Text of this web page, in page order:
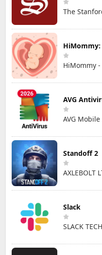
The
AVG
AVG Mobile
Standoff 2
AXLEBOLT
Slack
SLACK